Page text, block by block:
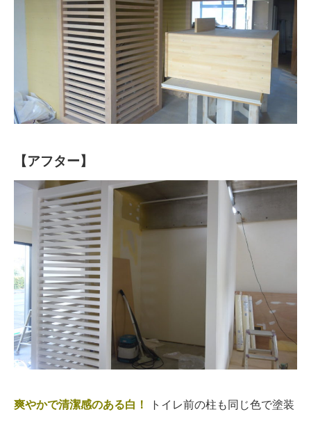
【アフター】
爽やかで清潔感のある白！
トイレ前の柱も同じ色で塗装